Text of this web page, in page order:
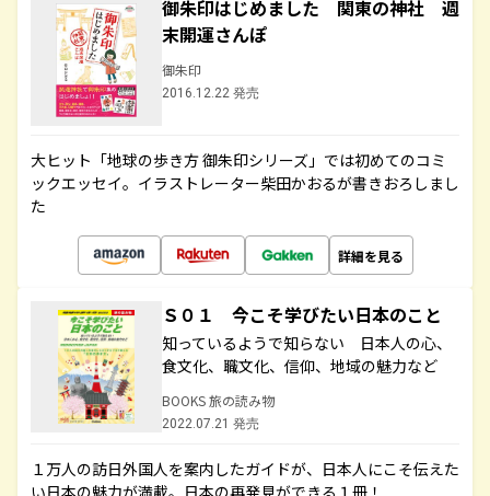
御朱印はじめました 関東の神社 週
末開運さんぽ
御朱印
2016.12.22 発売
大ヒット「地球の歩き方 御朱印シリーズ」では初めてのコミ
ックエッセイ。イラストレーター柴田かおるが書きおろしまし
た
詳細を見る
Ｓ０１ 今こそ学びたい日本のこと
知っているようで知らない 日本人の心、
食文化、職文化、信仰、地域の魅力など
BOOKS 旅の読み物
2022.07.21 発売
１万人の訪日外国人を案内したガイドが、日本人にこそ伝えた
い日本の魅力が満載。日本の再発見ができる１冊！